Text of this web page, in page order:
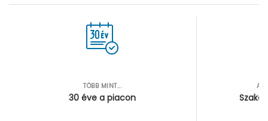
TÖBB MINT...
30 éve a piacon